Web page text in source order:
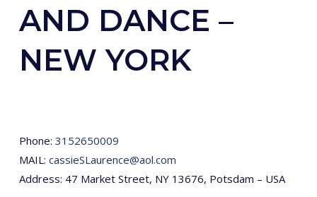
AND DANCE –
NEW YORK
Phone: 3152650009
MAIL: cassieSLaurence@aol.com
Address: 47 Market Street, NY 13676, Potsdam – USA